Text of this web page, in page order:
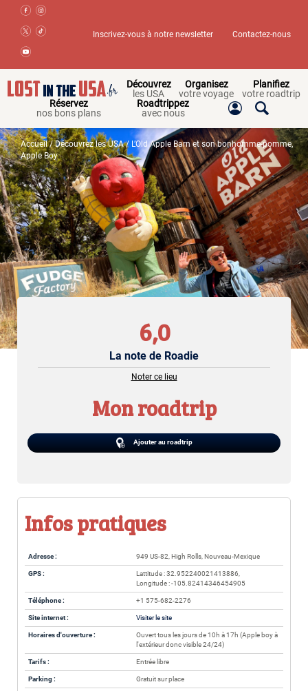
Inscrivez-vous à notre newsletter Contactez-nous
Découvrez
les USA
Organisez
votre voyage
Planifiez
votre roadtrip
Réservez
nos bons plans
Roadtrippez
avec nous
Accueil/Découvrez les USA/ L’Old Apple Barn et son bonhomme-pomme,
Apple Boy
6,0
La note de Roadie
Noter ce lieu
Mon roadtrip
Ajouter au roadtrip
Infos pratiques
Adresse : 949 US-82, High Rolls, Nouveau-Mexique
GPS :
Lattitude : 32.952240021413886,
Longitude : -105.82414346454905
Téléphone : +1 575-682-2276
Site internet : Visiter le site
Horaires d'ouverture :
Ouvert tous les jours de 10h à 17h (Apple boy à
l'extérieur donc visible 24/24)
Tarifs : Entrée libre
Parking : Gratuit sur place